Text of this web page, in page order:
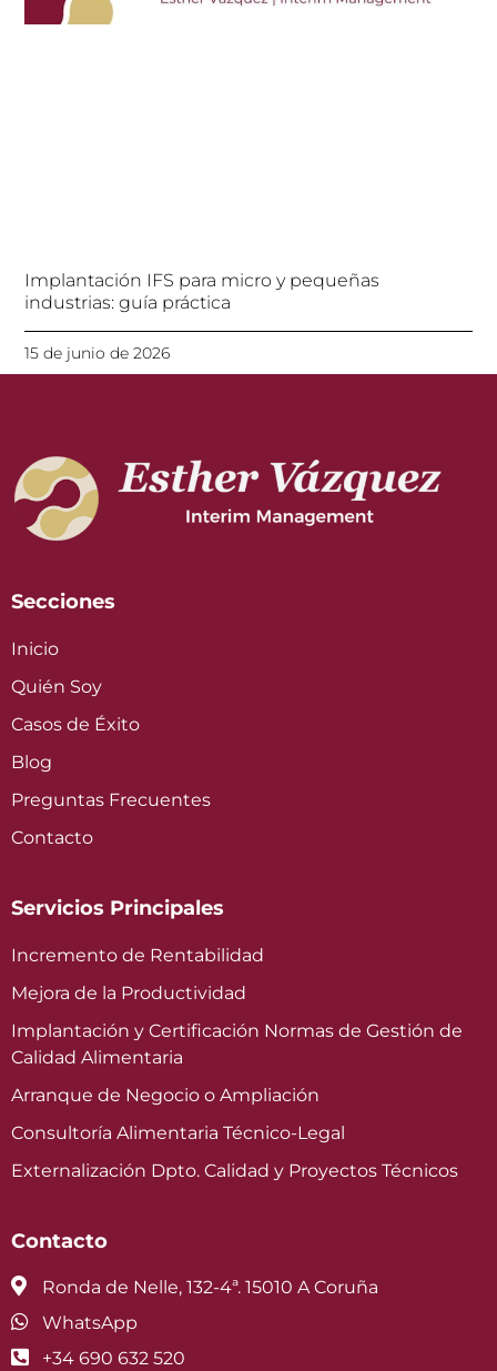
Implantación IFS para micro y pequeñas
industrias: guía práctica
15 de junio de 2026
Secciones
Inicio
Quién Soy
Casos de Éxito
Blog
Preguntas Frecuentes
Contacto
Servicios Principales
Incremento de Rentabilidad
Mejora de la Productividad
Implantación y Certificación Normas de Gestión de
Calidad Alimentaria
Arranque de Negocio o Ampliación
Consultoría Alimentaria Técnico-Legal
Externalización Dpto. Calidad y Proyectos Técnicos
Contacto
Ronda de Nelle, 132-4ª. 15010 A Coruña
WhatsApp
+34 690 632 520